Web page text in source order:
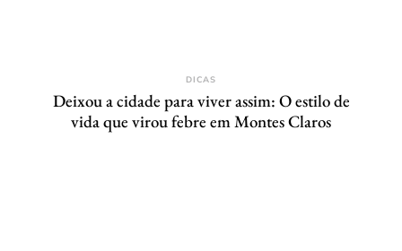
DICAS
Deixou a cidade para viver assim: O estilo de
vida que virou febre em Montes Claros